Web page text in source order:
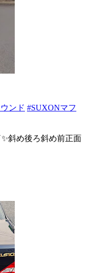
ンド #SUXONマフ
斜め後ろ斜め前正面